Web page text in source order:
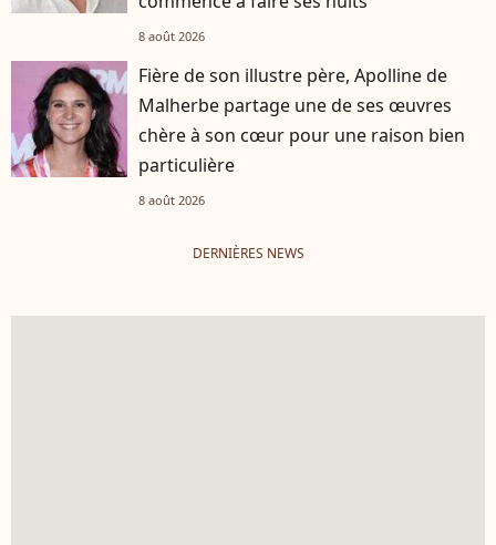
8 août 2026
Fière de son illustre père, Apolline de
Malherbe partage une de ses œuvres
chère à son cœur pour une raison bien
particulière
8 août 2026
DERNIÈRES NEWS